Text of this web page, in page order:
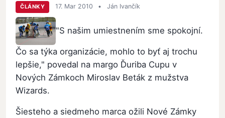
ČLÁNKY 17. Mar 2010 • Ján Ivančík
"S našim umiestnením sme spokojní.
Čo sa týka organizácie, mohlo to byť aj trochu
lepšie," povedal na margo Ďuriba Cupu v
Nových Zámkoch Miroslav Beták z mužstva
Wizards.
Šiesteho a siedmeho marca ožili Nové Zámky